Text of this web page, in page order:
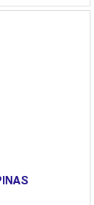
Combustão
São diversas
e manutenção
uma empresa
que preza pela
suas ações no
onde são
com materiais
com formação e
experiência na
A empresa
e altamente
dentro da tocha
amps, também
importância
indústrias,
certa forma, tem
do uso um